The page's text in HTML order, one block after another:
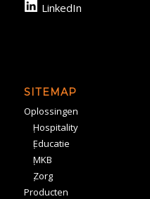
LinkedIn
SITEMAP
Oplossingen
Hospitality
Educatie
MKB
Zorg
Producten